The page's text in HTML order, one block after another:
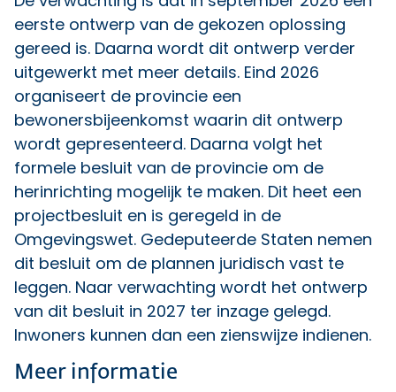
eerste ontwerp van de gekozen oplossing
gereed is. Daarna wordt dit ontwerp verder
uitgewerkt met meer details. Eind 2026
organiseert de provincie een
bewonersbijeenkomst waarin dit ontwerp
wordt gepresenteerd. Daarna volgt het
formele besluit van de provincie om de
herinrichting mogelijk te maken. Dit heet een
projectbesluit en is geregeld in de
Omgevingswet. Gedeputeerde Staten nemen
dit besluit om de plannen juridisch vast te
leggen. Naar verwachting wordt het ontwerp
van dit besluit in 2027 ter inzage gelegd.
Inwoners kunnen dan een zienswijze indienen.
Meer informatie